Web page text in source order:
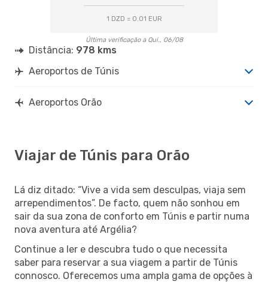
1 DZD = 0.01 EUR
Última verificação a Qui., 06/08
Distância: 978 kms
Aeroportos de Túnis
Aeroportos Orão
Viajar de Túnis para Orão
Lá diz ditado: “Vive a vida sem desculpas, viaja sem
arrependimentos”. De facto, quem não sonhou em
sair da sua zona de conforto em Túnis e partir numa
nova aventura até Argélia?
Continue a ler e descubra tudo o que necessita
saber para reservar a sua viagem a partir de Túnis
connosco. Oferecemos uma ampla gama de opções à